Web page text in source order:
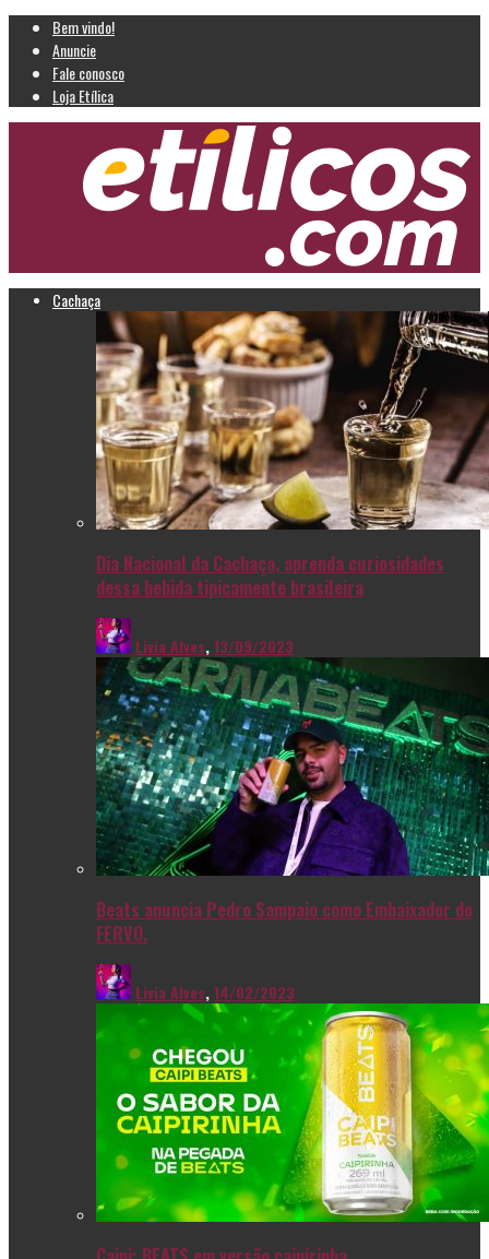
Bem vindo!
Anuncie
Fale conosco
Loja Etílica
Cachaça
Dia Nacional da Cachaça, aprenda curiosidades
dessa bebida tipicamente brasileira
Livia Alves,13/09/2023
Beats anuncia Pedro Sampaio como Embaixador do
FERVO.
Livia Alves,14/02/2023